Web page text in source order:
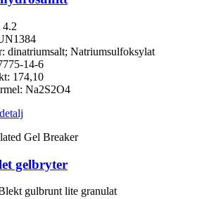
4.2
dinatriumsalt; Natriumsulfoksylat
14-6
174,10
Na2S2O4
detalj
gelbryter
gulbrunt lite granulat